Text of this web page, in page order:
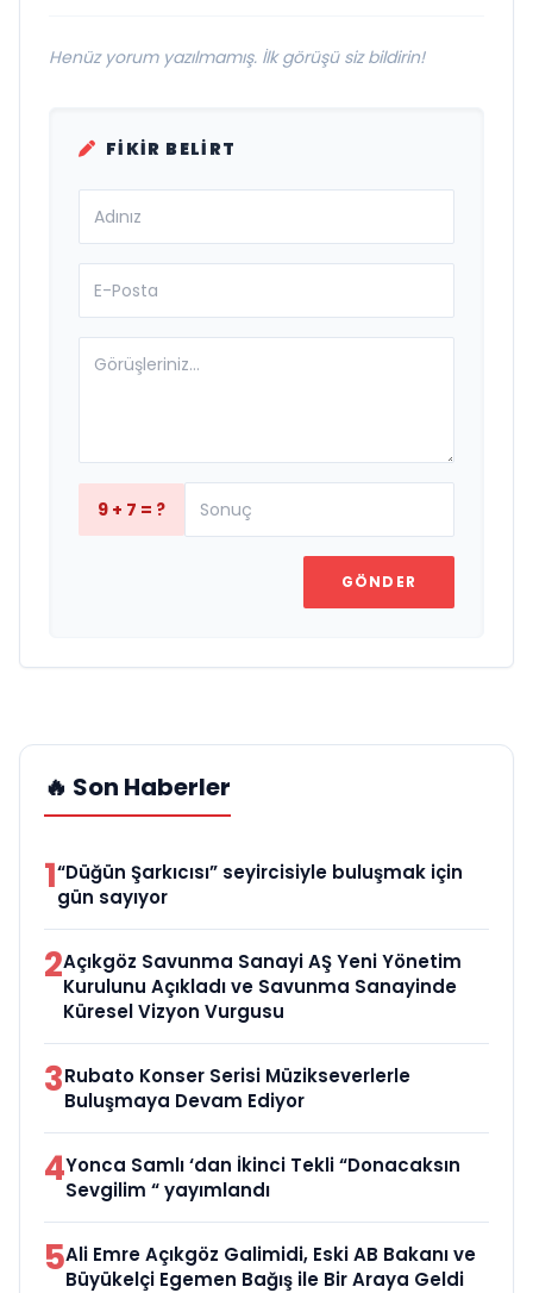
Henüz yorum yazılmamış. İlk görüşü siz bildirin!
FIKIR BELIRT
9 + 7 = ?
GÖNDER
🔥 Son Haberler
1“Düğün Şarkıcısı” seyircisiyle buluşmak için
gün sayıyor
2Açıkgöz Savunma Sanayi AŞ Yeni Yönetim
Kurulunu Açıkladı ve Savunma Sanayinde
Küresel Vizyon Vurgusu
3Rubato Konser Serisi Müzikseverlerle
Buluşmaya Devam Ediyor
4Yonca Samlı ‘dan İkinci Tekli “Donacaksın
Sevgilim “ yayımlandı
5Ali Emre Açıkgöz Galimidi, Eski AB Bakanı ve
Büyükelçi Egemen Bağış ile Bir Araya Geldi